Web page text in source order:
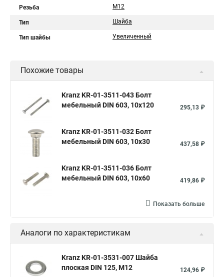
Резьба M12
Тип Шайба
Тип шайбы Увеличенный
Похожие товары
Kranz KR-01-3511-043 Болт
мебельный DIN 603, 10х120
295,13 ₽
Kranz KR-01-3511-032 Болт
мебельный DIN 603, 10х30
437,58 ₽
Kranz KR-01-3511-036 Болт
мебельный DIN 603, 10х60
419,86 ₽
Показать больше
Аналоги по характеристикам
Kranz KR-01-3531-007 Шайба
плоская DIN 125, M12
124,96 ₽